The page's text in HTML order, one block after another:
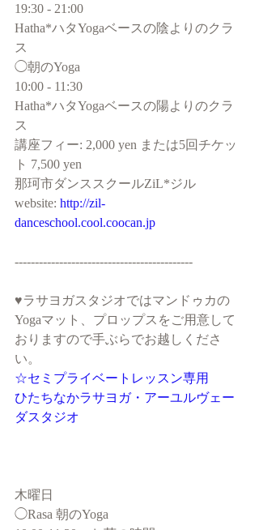
19:30 - 21:00
Hatha*ハタYogaベースの陰よりのクラ
ス
◯朝のYoga
10:00 - 11:30
Hatha*ハタYogaベースの陽よりのクラ
ス
講座フィー: 2,000 yen または5回チケッ
ト 7,500 yen
那珂市ダンススクールZiL*ジル
website: http://zil-
danceschool.cool.coocan.jp
--------------------------------------------
♥︎ラサヨガスタジオではマンドゥカの
Yogaマット、プロップスをご用意して
おりますので手ぶらでお越しくださ
い。
☆セミプライベートレッスン専用
ひたちなかラサヨガ・アーユルヴェー
ダスタジオ
木曜日
◯Rasa 朝のYoga